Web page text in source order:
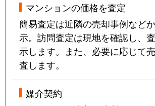
マンションの価格を査定
簡易査定は近隣の売却事例など
示。訪問査定は現地を確認し、
示します。また、必要に応じて
査します。
媒介契約